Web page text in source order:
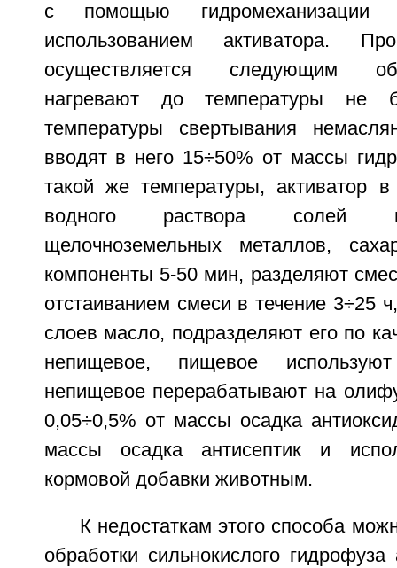
с помощью
использованием активатора.
осуществляется следующим
нагревают до температуры не
температуры свертывания
вводят в него 15÷50% от массы
такой же температуры, активатор
водного раствора солей
щелочноземельных металлов,
компоненты 5-50 мин, разделяют
отстаиванием смеси в течение 3÷25
слоев масло, подразделяют его по
непищевое, пищевое
непищевое перерабатывают на
0,05÷0,5% от массы осадка
массы осадка антисептик и
кормовой добавки животным.
К недостаткам этого способа
обработки сильнокислого